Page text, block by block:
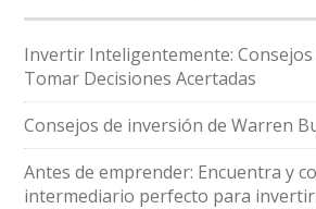
Invertir Inteligentemente:
Tomar Decisiones Acertadas
Consejos de inversión de Warren
Antes de emprender: Encuentra y
intermediario perfecto para